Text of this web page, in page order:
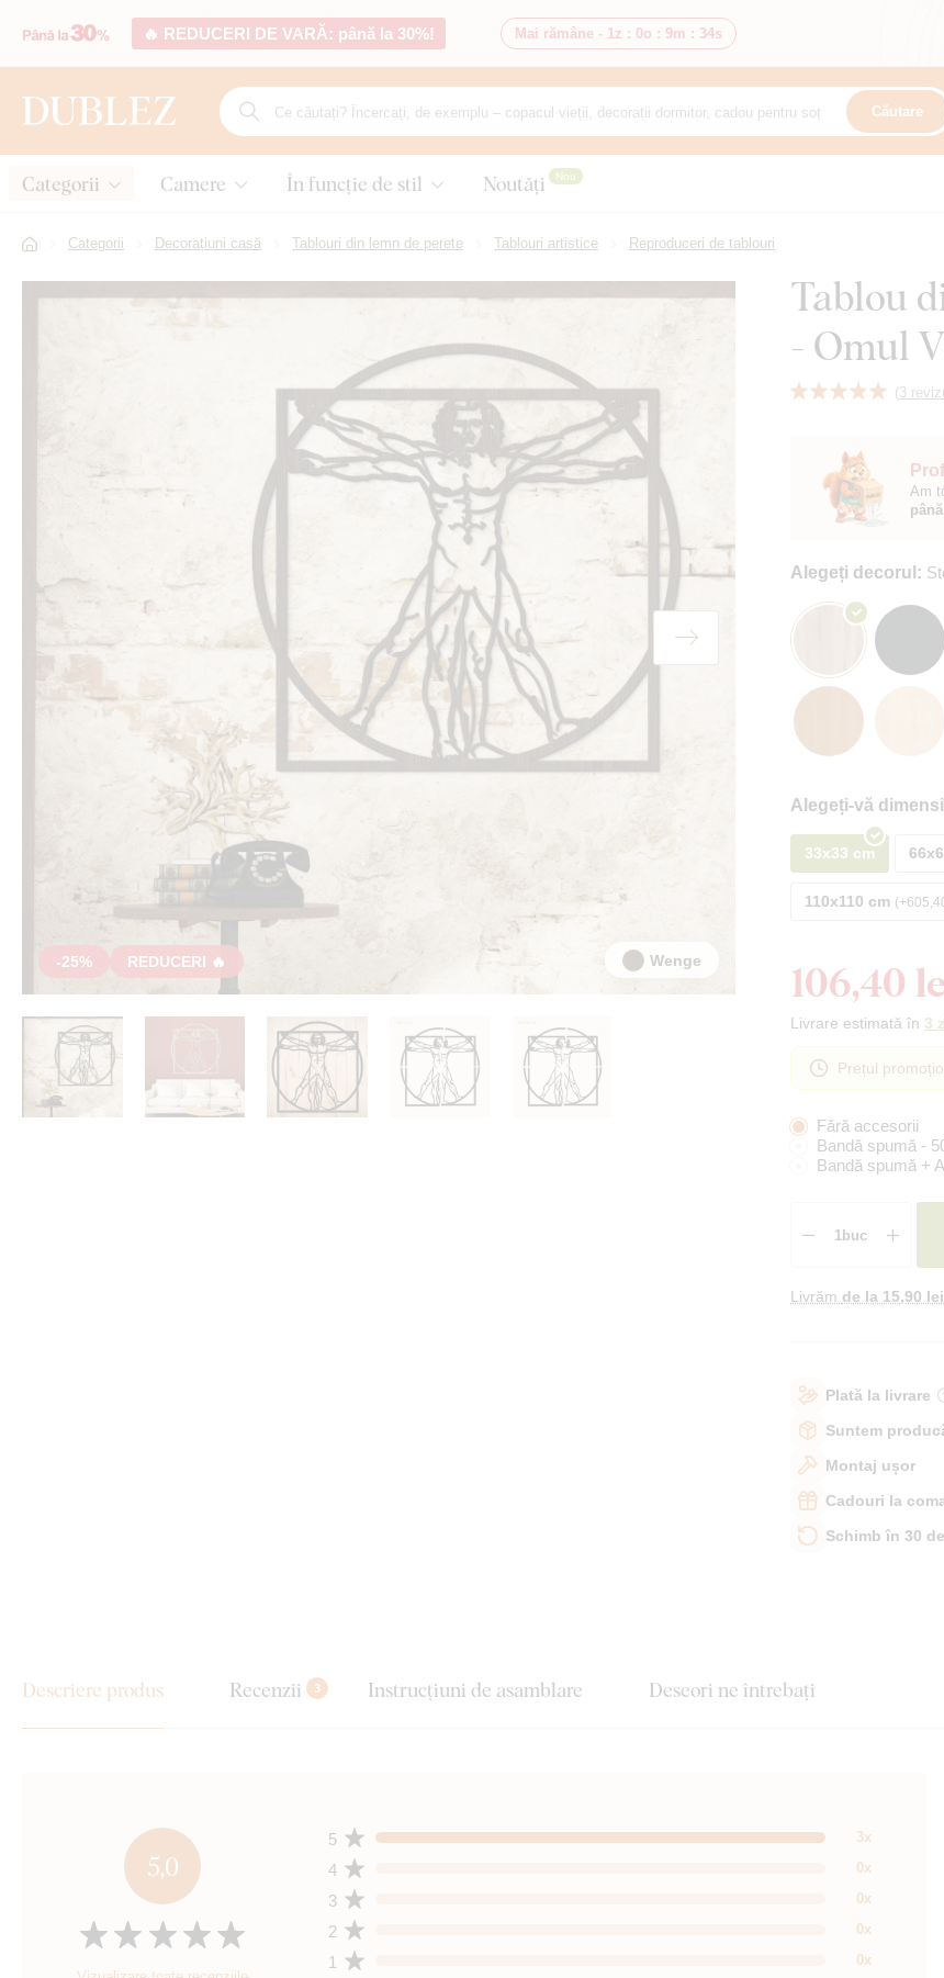
🔥 REDUCERI DE VARĂ: până la 30%! Mai rămâne - 1z : 0o : 9m : 32s
Căutare
Categorii Camere În funcție de stil Noutăți Nou
Categorii Decorațiuni casă Tablouri din lemn de perete Tablouri artistice Reproduceri de tablouri
Tablou
- Omul
(3
-25% REDUCERI 🔥 Wenge
Am
Alegeți decorul:
Alegeți-vă
33x33 cm
110x110 cm
106,40
Livrare estimată în 3
Prețul
Fără accesorii
Bandă spumă -
Bandă spumă +
Livrăm de la 15,90 lei
Plată la livrare
Suntem
Montaj ușor
Cadouri la
Schimb în 30
Descriere produs Recenzii 3 Instrucțiuni de asamblare Deseori ne întrebați
5,0
1 0x
2 0x
3 0x
4 0x
5 3x